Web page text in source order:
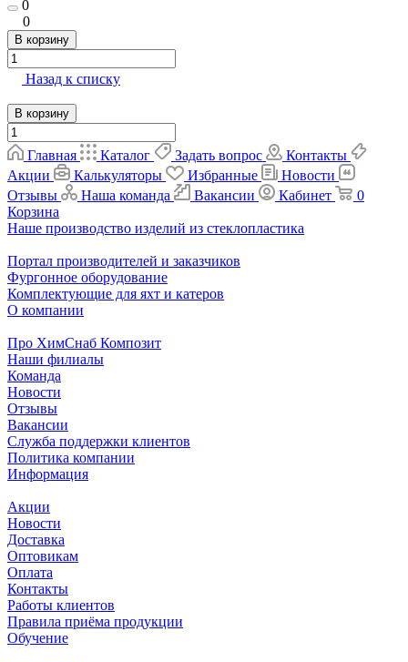
0
0
В корзину
Назад к списку
В корзину
Главная Каталог Задать вопрос
Контакты
Акции
Калькуляторы Избранные
Новости
Отзывы
Наша команда Вакансии Кабинет
0
Корзина
Наше производство изделий из стеклопластика
Портал производителей и заказчиков
Фургонное оборудование
Комплектующие для яхт и катеров
О компании
Про ХимСнаб Композит
Наши филиалы
Команда
Новости
Отзывы
Вакансии
Служба поддержки клиентов
Политика компании
Информация
Акции
Новости
Доставка
Оптовикам
Оплата
Контакты
Работы клиентов
Правила приёма продукции
Обучение